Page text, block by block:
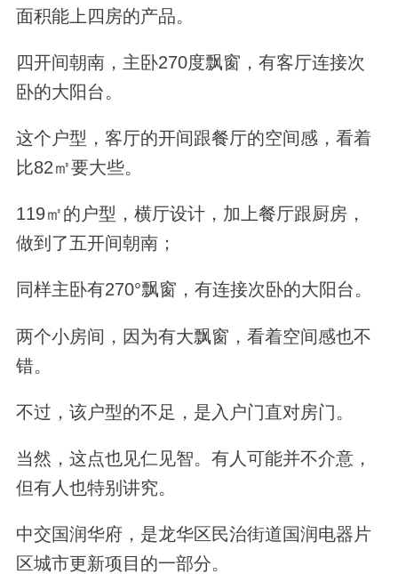
面积能上四房的产品。
四开间朝南，主卧270度飘窗，有客厅连接次
卧的大阳台。
这个户型，客厅的开间跟餐厅的空间感，看着
比82㎡要大些。
119㎡的户型， 横厅设计，加上餐厅跟厨房，
做到了五开间朝南；
同样主卧有270°飘窗，有连接次卧的大阳台。
两个小房间，因为有大飘窗，看着空间感也不
错。
不过，该户型的不足，是入户门直对房门。
当然，这点也见仁见智。有人可能并不介意，
但有人也特别讲究。
中交国润华府，是龙华区民治街道国润电器片
区城市更新项目的一部分。